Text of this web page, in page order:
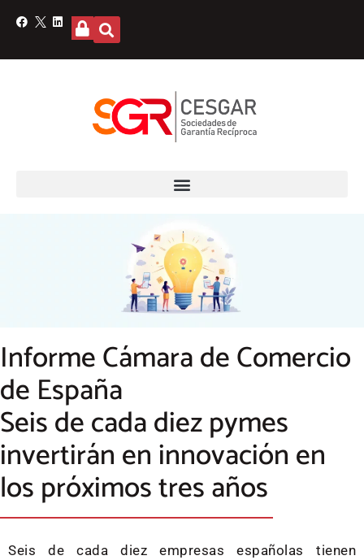
Informe Cámara de Comercio
de España
Seis de cada diez pymes
invertirán en innovación en
los próximos tres años
Seis de cada diez empresas españolas tienen